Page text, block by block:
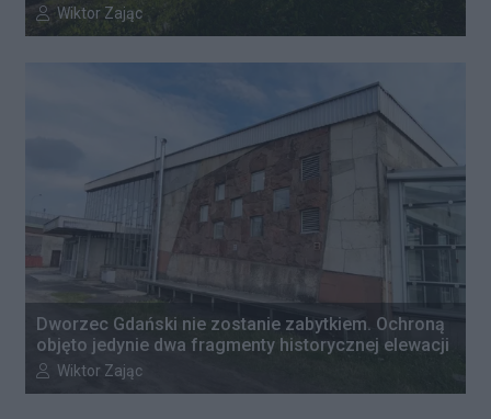
Autor artykułu:
Wiktor Zając
Dworzec Gdański nie zostanie zabytkiem. Ochroną
objęto jedynie dwa fragmenty historycznej elewacji
Autor artykułu:
Wiktor Zając